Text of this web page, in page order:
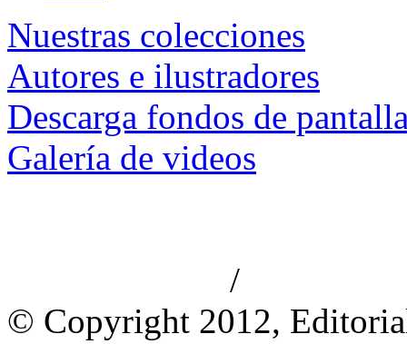
Nuestras colecciones
Autores e ilustradores
Descarga fondos de
Galería de videos
/
© Copyright 2012,